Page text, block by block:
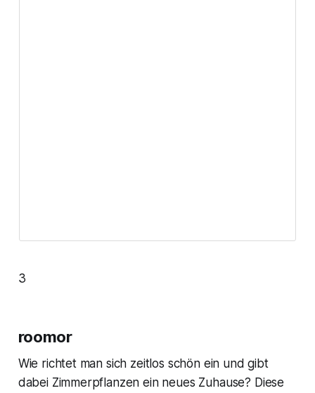
3
roomor
Wie richtet man sich zeitlos schön ein und gibt
dabei Zimmerpflanzen ein neues Zuhause? Diese